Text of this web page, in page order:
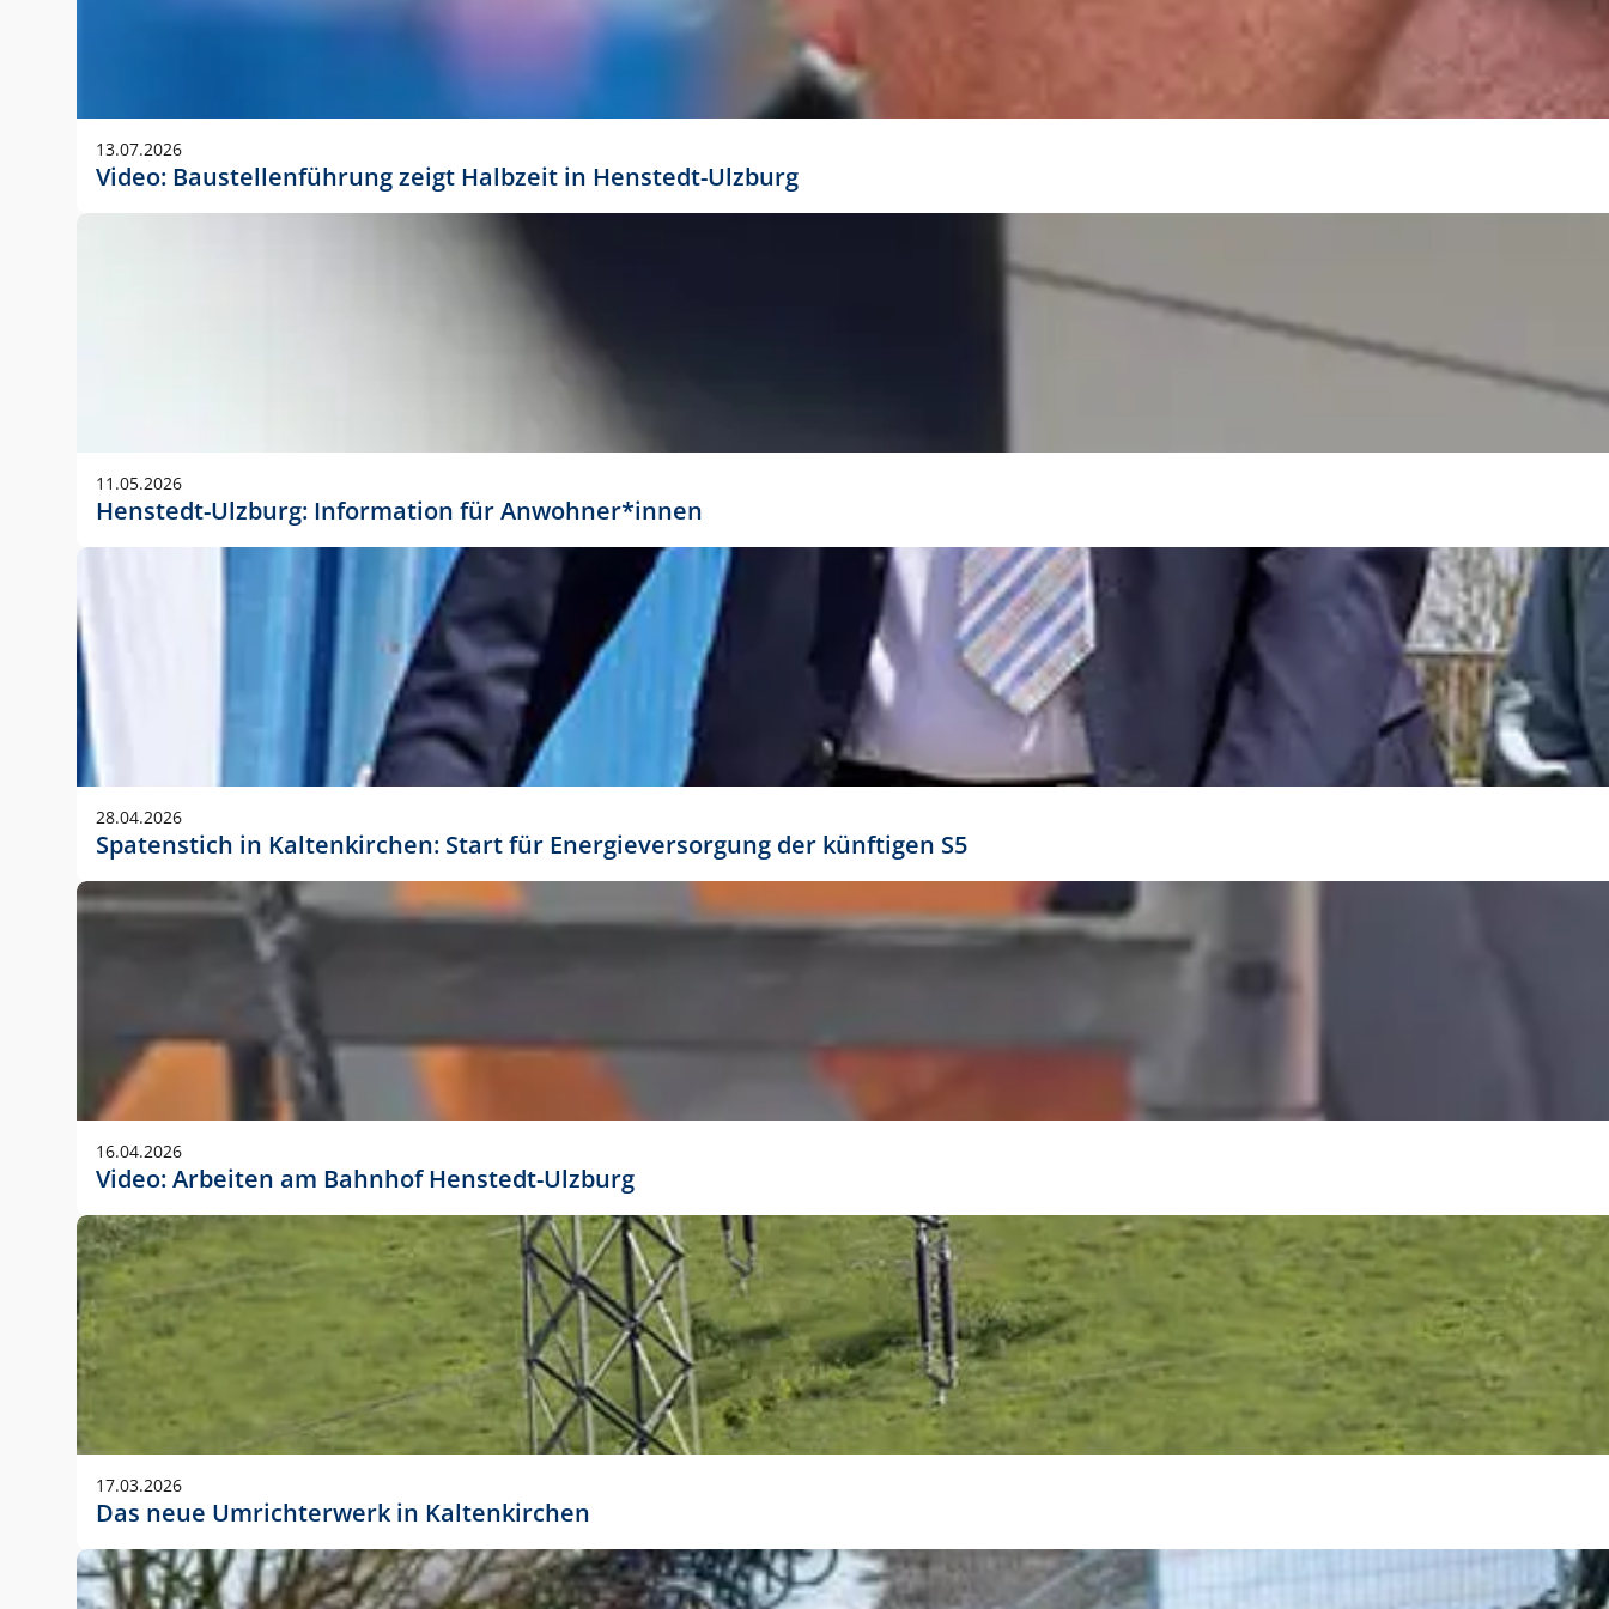
Anwendungsgröße im Layout:
Die Logohöhe beträgt 4 – 10 % der jeweiligen Formathöhe. Daraus ergeben sich für gängige Formate
folgende fest definierte Anwendungsgrößen im Layout:
DIN A3 – 15 mm hoch (5 %)
DIN A1 – 39 mm hoch (5 %)
DIN lang – 10 mm hoch (5 %)
1080 x 1080 px – 78 px hoch (7 %)
In Ausnahmefällen darf das Logo jedoch auch größer oder kleiner gesetzt werden. Dazu bedarf es jedoch
stets der vorherigen Absprache mit der Marketingabteilung.
13.07.2026
Video: Baustellenführung zeigt Halbzeit in Henstedt-Ulzburg
11.05.2026
Henstedt-Ulzburg: Information für Anwohner*innen
28.04.2026
Spatenstich in Kaltenkirchen: Start für Energieversorgung der künftigen S5
16.04.2026
Video: Arbeiten am Bahnhof Henstedt-Ulzburg
17.03.2026
Das neue Umrichterwerk in Kaltenkirchen